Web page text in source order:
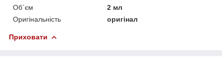
Об`єм
2 мл
Оригінальність
оригінал
Приховати